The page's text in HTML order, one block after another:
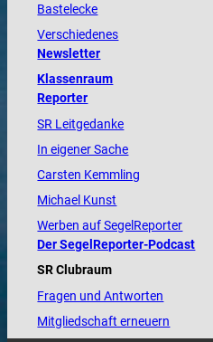
Bastelecke
Verschiedenes
Newsletter
Klassenraum
Reporter
SR Leitgedanke
In eigener Sache
Carsten Kemmling
Michael Kunst
Werben auf SegelReporter
Der SegelReporter-Podcast
SR Clubraum
Fragen und Antworten
Mitgliedschaft erneuern